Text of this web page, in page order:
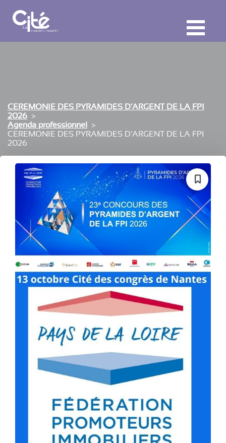
CEREMONIE DES PYRAMIDES D’ARGENT DE LA FPI
2026
Agenda professionnel
CEREMONIE DES PYRAMIDES D’ARGENT DE LA FPI
2026